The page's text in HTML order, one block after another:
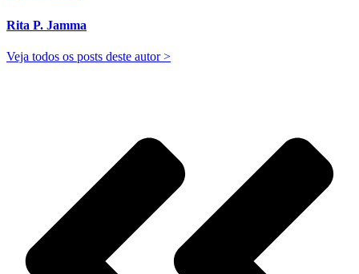
Rita P. Jamma
Veja todos os posts deste autor >